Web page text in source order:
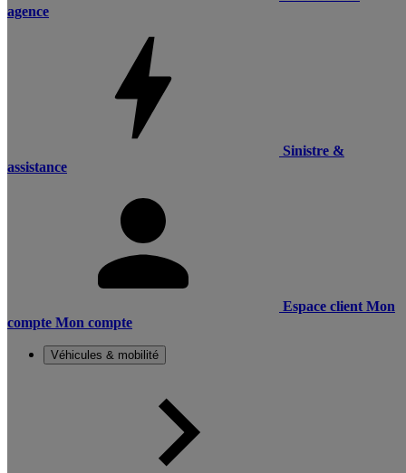
agence
Sinistre &
assistance
Espace client Mon
compte Mon compte
Véhicules & mobilité